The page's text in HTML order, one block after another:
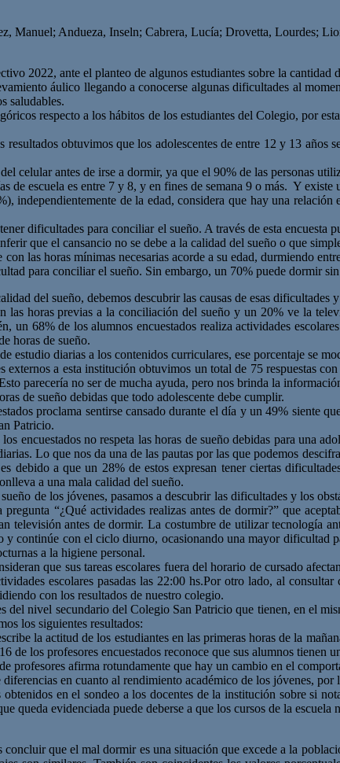
Manuel; Andueza, Inseln; Cabrera, Lucía; Drovetta, Lourdes;
2022, ante el planteo de algunos estudiantes sobre la cantidad
áulico llegando a conocerse algunas dificultades al
saludables.
respecto a los hábitos de los estudiantes del Colegio, por
obtuvimos que los adolescentes de entre 12 y 13
celular antes de irse a dormir, ya que el 90% de las personas
de escuela es entre 7 y 8, y en fines de semana 9 o más. Y existe
independientemente de la edad, considera que hay una
dificultades para conciliar el sueño. A través de esta
que el cansancio no se debe a la calidad del sueño o que
las horas mínimas necesarias acorde a su edad, durmiendo
para conciliar el sueño. Sin embargo, un 70% puede dormir
del sueño, debemos descubrir las causas de esas
las horas previas a la conciliación del sueño y un 20% ve la
un 68% de los alumnos encuestados realiza actividades
horas de sueño.
estudio diarias a los contenidos curriculares, ese porcentaje se
externos a esta institución obtuvimos un total de 75 respuestas
parecería no ser de mucha ayuda, pero nos brinda la
de sueño debidas que todo adolescente debe cumplir.
proclama sentirse cansado durante el día y un 49% siente
Patricio.
encuestados no respeta las horas de sueño debidas para una
Lo que nos da una de las pautas por las que podemos
debido a que un 28% de estos expresan tener ciertas
a una mala calidad del sueño.
de los jóvenes, pasamos a descubrir las dificultades y los
“¿Qué actividades realizas antes de dormir?” que
televisión antes de dormir. La costumbre de utilizar tecnología
y continúe con el ciclo diurno, ocasionando una mayor dificultad
a la higiene personal.
que sus tareas escolares fuera del horario de cursado
escolares pasadas las 22:00 hs.Por otro lado, al
con los resultados de nuestro colegio.
del nivel secundario del Colegio San Patricio que tienen, en el
los siguientes resultados:
la actitud de los estudiantes en las primeras horas de la
de los profesores encuestados reconoce que sus alumnos tienen
profesores afirma rotundamente que hay un cambio en el
en cuanto al rendimiento académico de los jóvenes,
en el sondeo a los docentes de la institución sobre si
queda evidenciada puede deberse a que los cursos de la
concluir que el mal dormir es una situación que excede a la